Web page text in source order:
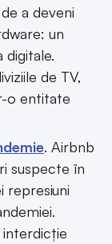
a deveni
un
digitale.
de TV,
o entitate
. Airbnb
suspecte în
represiuni